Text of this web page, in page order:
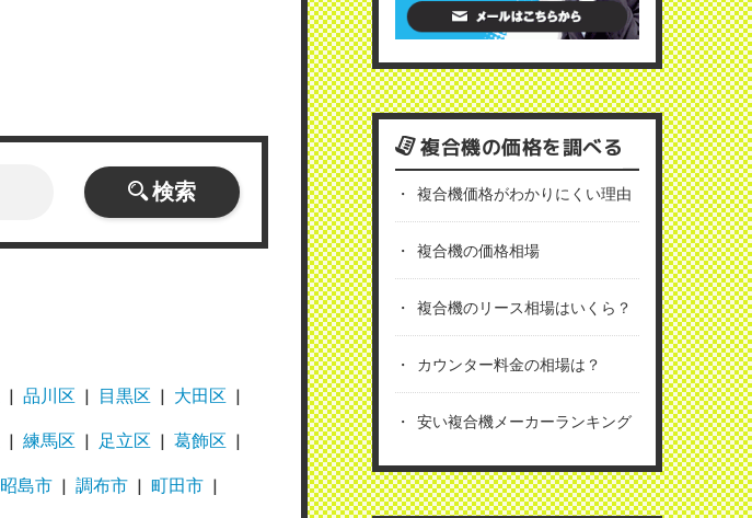
検索
品川区 目黒区 大田区
練馬区 足立区 葛飾区
昭島市 調布市 町田市
複合機の価格を調べる
複合機価格がわかりにくい理由
複合機の価格相場
複合機のリース相場はいくら？
カウンター料金の相場は？
安い複合機メーカーランキング